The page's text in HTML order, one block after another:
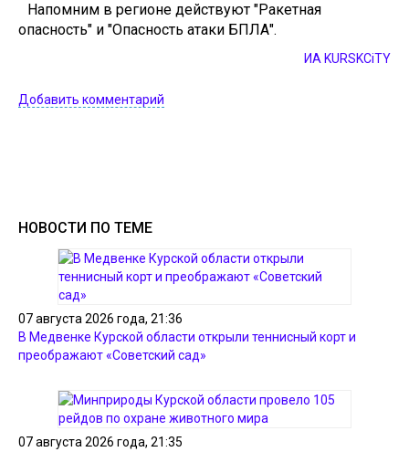
Напомним в регионе действуют "Ракетная
опасность" и "Опасность атаки БПЛА".
ИА KURSKCiTY
Добавить комментарий
НОВОСТИ ПО ТЕМЕ
07 августа 2026 года, 21:36
В Медвенке Курской области открыли теннисный корт и
преображают «Советский сад»
07 августа 2026 года, 21:35